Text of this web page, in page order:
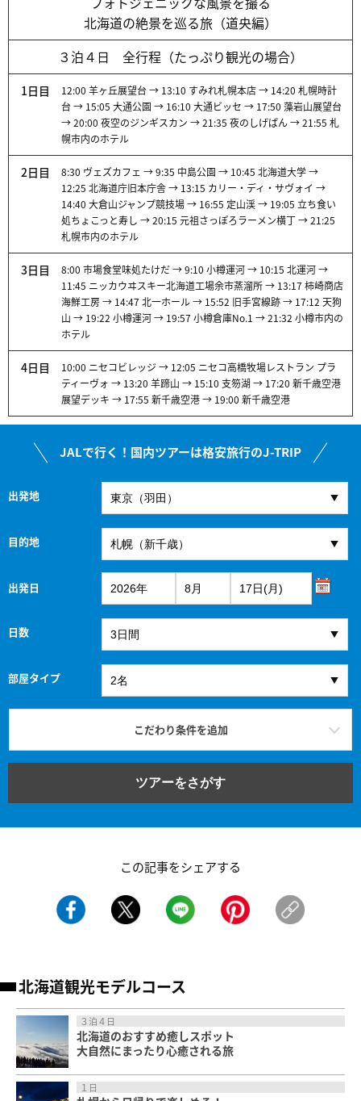
北海道の絶景を巡る旅（道央編）
３泊４日 全行程（たっぷり観光の場合）
1日目
12:00 羊ヶ丘展望台 → 13:10 すみれ札幌本店 → 14:20 札幌時計
台 → 15:05 大通公園 → 16:10 大通ビッセ → 17:50 藻岩山展望台
→ 20:00 夜空のジンギスカン → 21:35 夜のしげぱん → 21:55 札
幌市内のホテル
2日目
8:30 ヴェズカフェ → 9:35 中島公園 → 10:45 北海道大学 →
12:25 北海道庁旧本庁舎 → 13:15 カリー・ディ・サヴォイ →
14:40 大倉山ジャンプ競技場 → 16:55 定山渓 → 19:05 立ち食い
処ちょこっと寿し → 20:15 元祖さっぽろラーメン横丁 → 21:25
札幌市内のホテル
3日目
8:00 市場食堂味処たけだ → 9:10 小樽運河 → 10:15 北運河 →
11:45 ニッカウヰスキー北海道工場余市蒸溜所 → 13:17 柿崎商店
海鮮工房 → 14:47 北一ホール → 15:52 旧手宮線跡 → 17:12 天狗
山 → 19:22 小樽運河 → 19:57 小樽倉庫No.1 → 21:32 小樽市内の
ホテル
4日目
10:00 ニセコビレッジ → 12:05 ニセコ高橋牧場レストラン プラ
ティーヴォ → 13:20 羊蹄山 → 15:10 支笏湖 → 17:20 新千歳空港
展望デッキ → 17:55 新千歳空港 → 19:00 新千歳空港
JALで行く！国内ツアーは格安旅行のJ-TRIP
出発地
目的地
出発日
日数
部屋タイプ
こだわり条件を追加
ツアーをさがす
この記事をシェアする
北海道観光モデルコース
３泊４日
北海道のおすすめ癒しスポット
大自然にまったり心癒される旅
１日